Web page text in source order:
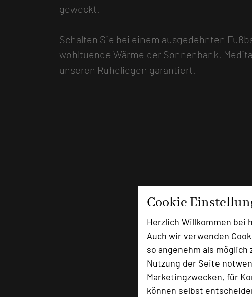
Cookie
Herzlich Willkommen
Auch wir verwenden
so angenehm als
Nutzung der Seite
Marketingzwecken, für
können selbst
geweckt.
Schalten Sie bei einem ausgedehnten
wohltuende Wärme der Sonnenbank.
unseren Ruheliegen garantiert.